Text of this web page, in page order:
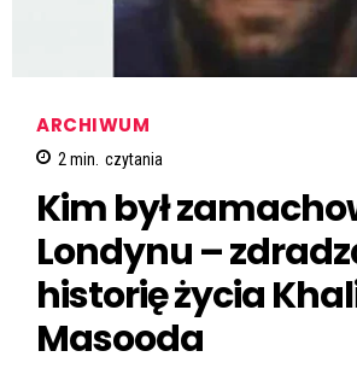
ARCHIWUM
2 min. czytania
Kim był
Londynu –
historię życia
Masooda